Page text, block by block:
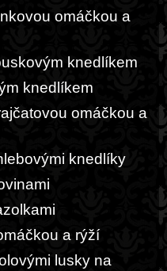
omáčkou a
knedlíkem
knedlíkem
omáčkou a
knedlíky
a rýží
lusky na